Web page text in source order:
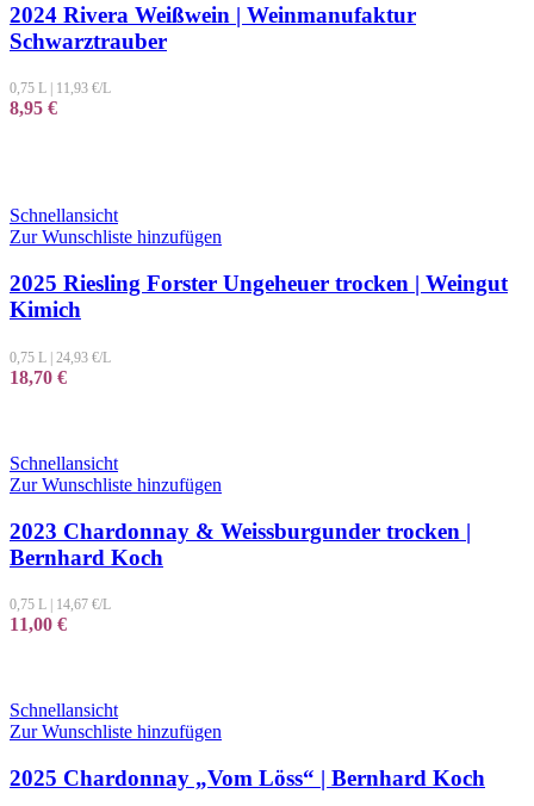
2024 Rivera Weißwein | Weinmanufaktur
Schwarztrauber
0,75 L 11,93 €/L
8,95 €
Schnellansicht
Zur Wunschliste hinzufügen
2025 Riesling Forster Ungeheuer trocken | Weingut
Kimich
0,75 L | 24,93 €/L
18,70 €
Schnellansicht
Zur Wunschliste hinzufügen
2023 Chardonnay & Weissburgunder trocken |
Bernhard Koch
0,75 L 14,67 €/L
11,00 €
Schnellansicht
Zur Wunschliste hinzufügen
2025 Chardonnay „Vom Löss“ | Bernhard Koch